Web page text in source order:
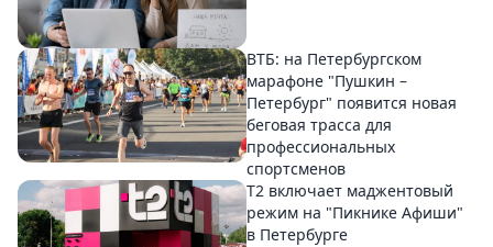
ВТБ: на Петербургском
марафоне "Пушкин –
Петербург" появится новая
беговая трасса для
профессиональных
спортсменов
Т2 включает маджентовый
режим на "Пикнике Афиши"
в Петербурге